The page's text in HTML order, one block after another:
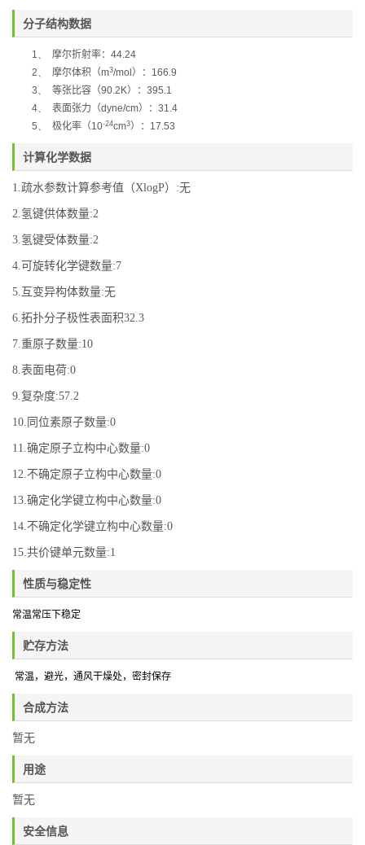
分子结构数据
1、 摩尔折射率： 44.24
2、
摩尔体积（m3/mol ）： 166.9
3、
等张比容（90.2K）： 395.1
4、
表面张力（dyne/cm）： 31.4
5、
极化率 （10-24cm3）： 17.53
计算化学数据
1.疏水参数计算参考值（XlogP）:无
2.氢键供体数量:2
3.氢键受体数量:2
4.可旋转化学键数量:7
5.互变异构体数量:无
6.拓扑分子极性表面积32.3
7.重原子数量:10
8.表面电荷:0
9.复杂度:57.2
10.同位素原子数量:0
11.确定原子立构中心数量:0
12.不确定原子立构中心数量:0
13.确定化学键立构中心数量:0
14.不确定化学键立构中心数量:0
15.共价键单元数量:1
性质与稳定性
常温常压下稳定
贮存方法
常温，避光，通风干燥处 ，密封保存
合成方法
暂无
用途
暂无
安全信息